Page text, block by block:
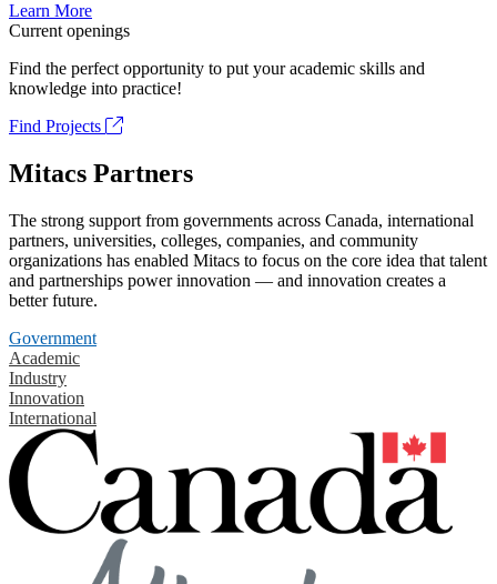
Learn More
Current openings
Find the perfect opportunity to put your academic skills and
knowledge into practice!
Find Projects
Mitacs Partners
The strong support from governments across Canada, international
partners, universities, colleges, companies, and community
organizations has enabled Mitacs to focus on the core idea that talent
and partnerships power innovation — and innovation creates a
better future.
Government
Academic
Industry
Innovation
International